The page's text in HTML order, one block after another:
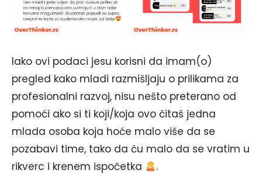
Iako ovi podaci jesu korisni da imam(o)
pregled kako mladi razmišljaju o prilikama za
profesionalni razvoj, nisu nešto preterano od
pomoći ako si ti koji/koja ovo čitaš jedna
mlada osoba koja hoće malo više da se
pozabavi time, tako da ću malo da se vratim u
rikverc i krenem ispočetka
.